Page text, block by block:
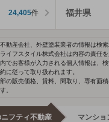
24,405件 福井県
動産会社、外壁塗装業者の情報は検
イフスタイル株式会社は内容の責任
でお客様が入力される個人情報は、
に従って取り扱われます。
の販売価格、賃料、間取り、専有面
。
フティ不動産 マンショ